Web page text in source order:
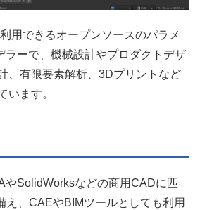
用できるオープンソースのパラメ
ラーで、機械設計やプロダクトデザ
、有限要素解析、3Dプリントなど
います。
やSolidWorksなどの商用CADに匹
え、CAEやBIMツールとしても利用